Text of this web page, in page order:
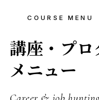
COURSE MENU
講座・プロ
メニュー